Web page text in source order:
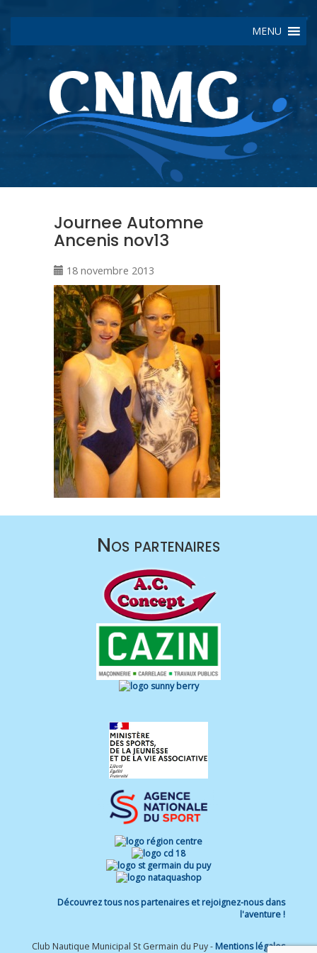
MENU
Journee Automne
Ancenis nov13
18 novembre 2013
Nos partenaires
Découvrez tous nos partenaires et rejoignez-nous dans
l'aventure !
Club Nautique Municipal St Germain du Puy - Mentions légales